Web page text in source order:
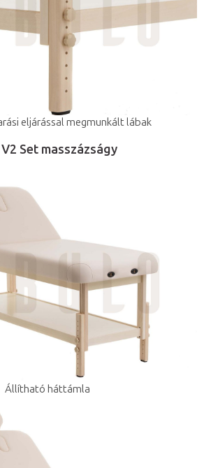
eljárással megmunkált lábak
Set masszázságy
Állítható háttámla